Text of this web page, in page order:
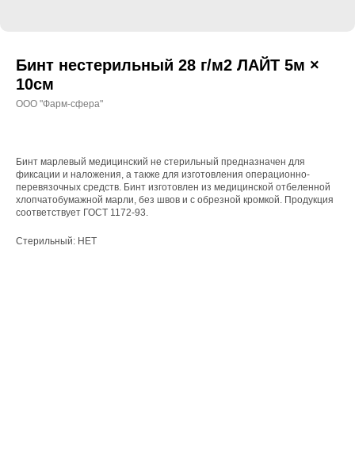
Бинт нестерильный 28 г/м2 ЛАЙТ 5м ×
10см
ООО "Фарм-сфера"
Бинт марлевый медицинский не стерильный предназначен для
фиксации и наложения, а также для изготовления операционно-
перевязочных средств. Бинт изготовлен из медицинской отбеленной
хлопчатобумажной марли, без швов и с обрезной кромкой. Продукция
соответствует ГОСТ 1172-93.
Стерильный: НЕТ